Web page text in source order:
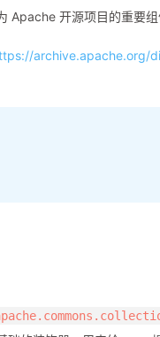
Apache 开源项目的重要
archive.apache.org/